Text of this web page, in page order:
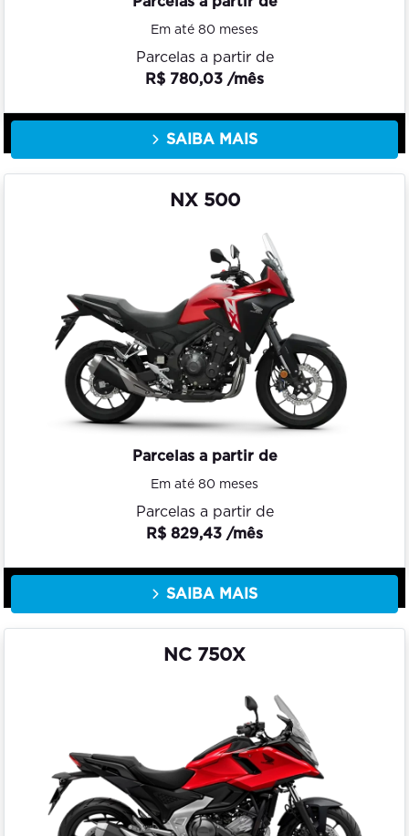
Em até 80 meses
Parcelas a partir de
R$ 780,03 /mês
SAIBA MAIS
NX 500
Parcelas a partir de
Em até 80 meses
Parcelas a partir de
R$ 829,43 /mês
SAIBA MAIS
NC 750X